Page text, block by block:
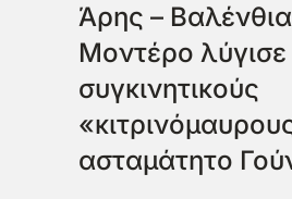
Άρης –
Μοντέρο λύγισε
συγκινητικούς
ασταμάτητο